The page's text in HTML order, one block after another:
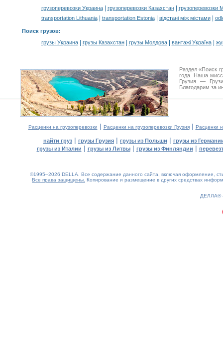
грузоперевозки Украина| грузоперевозки Казахстан|
грузоперевозки
transportation Lithuania| transportation Estonia| відстані між містами|
Поиск грузов:
грузы Украина| грузы Казахстан| грузы Молдова| вантажі Україна|
Раздел «Поиск
года. Наша
Грузия —
Благодарим за
Расценки на грузоперевозки | Расценки на грузоперевозки Грузия| Расценки
найти груз | грузы Грузия | грузы из Польши | грузы из
грузы из Италии | грузы из Литвы| грузы из Финляндии |
©1995–2026 DELLA. Все содержание данного сайта, включая оформление,
Все права защищены. Копирование и размещение в других средствах